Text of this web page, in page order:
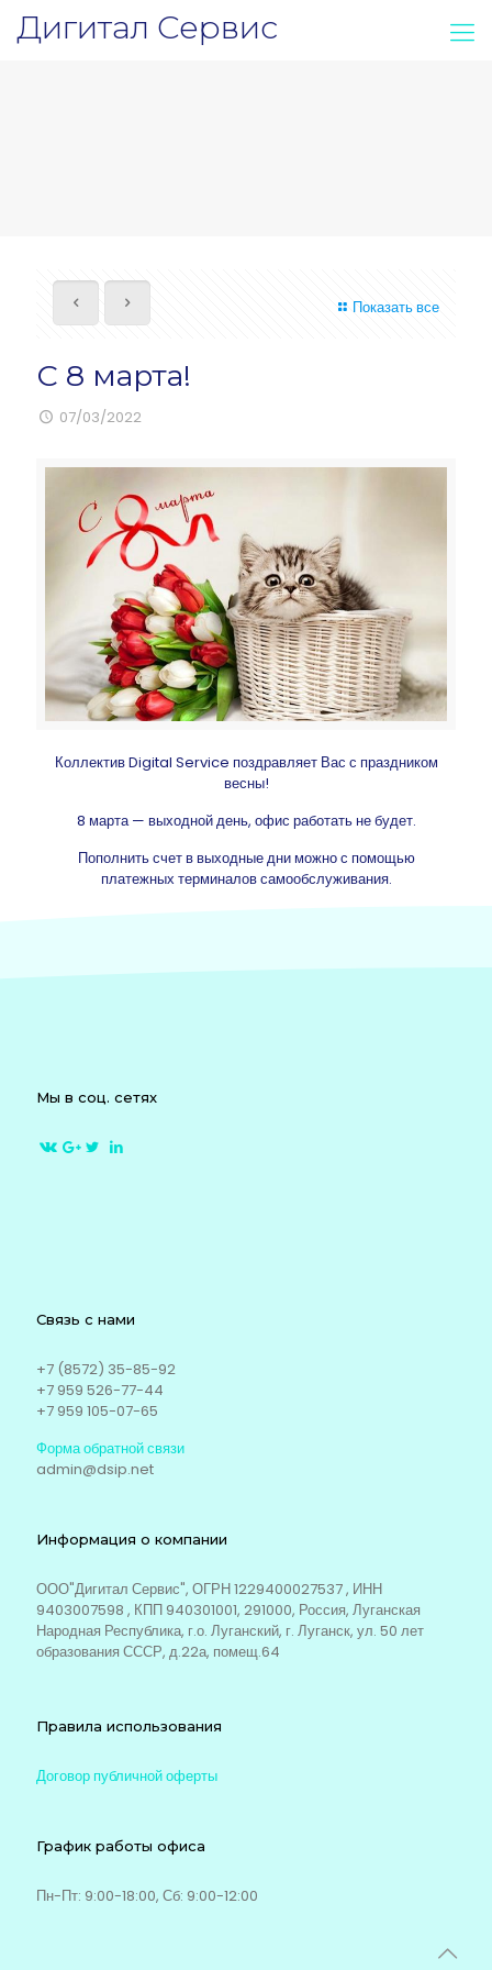
Дигитал Сервис
Показать все
С 8 марта!
07/03/2022
Коллектив Digital Service поздравляет Вас с праздником
весны!
8 марта — выходной день, офис работать не будет.
Пополнить счет в выходные дни можно с помощью
платежных терминалов самообслуживания.
Мы в соц. сетях
Связь с нами
+7 (8572) 35-85-92
+7 959 526-77-44
+7 959 105-07-65
Форма обратной связи
admin@dsip.net
Информация о компании
ООО"Дигитал Сервис", ОГРН 1229400027537 , ИНН
9403007598 , КПП 940301001, 291000, Россия, Луганская
Народная Республика, г.о. Луганский, г. Луганск, ул. 50 лет
образования СССР, д.22а, помещ.64
Правила использования
Договор публичной оферты
График работы офиса
Пн-Пт: 9:00-18:00, Сб: 9:00-12:00